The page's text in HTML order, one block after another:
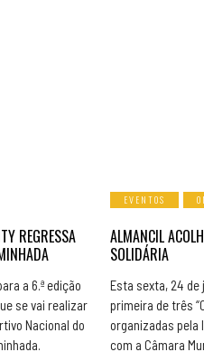
REGRESSA
a 6.ª edição
se vai realizar
Nacional do
EVENTOS
ALMANCIL
SOLIDÁRIA
Esta sexta, 24 de
primeira de três
organizadas pela
com a Câmara